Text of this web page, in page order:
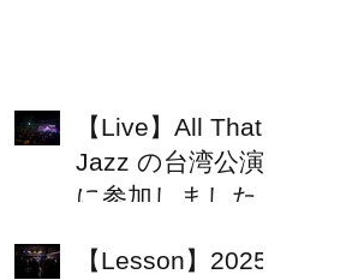
【Live】All That
Jazz の台湾公演
に参加しました
【Lesson】2025